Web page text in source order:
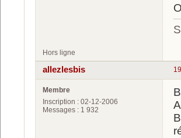
Hors ligne
allezlesbis
Membre
Inscription : 02-12-2006
Messages : 1 932